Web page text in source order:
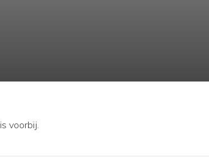
voorbij.